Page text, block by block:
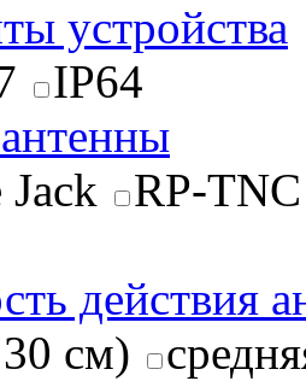
устройства
IP64
RP-TNC
действия
см)